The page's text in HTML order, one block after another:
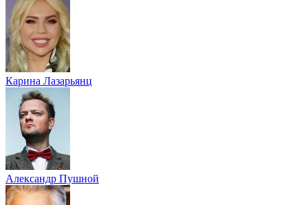
Карина Лазарьянц
Александр Пушной